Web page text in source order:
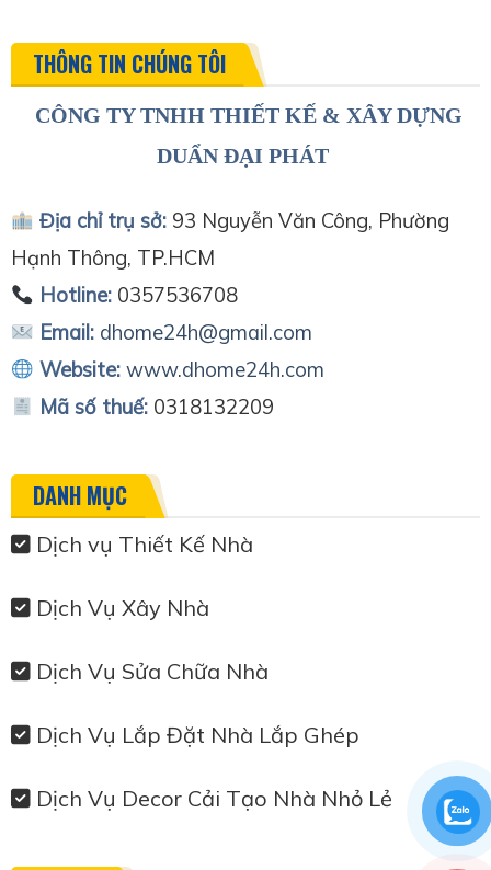
THÔNG TIN CHÚNG TÔI
CÔNG TY TNHH THIẾT KẾ & XÂY DỰNG
DUẨN ĐẠI PHÁT
Địa chỉ trụ sở:93 Nguyễn Văn Công, Phường
Hạnh Thông, TP.HCM
Hotline:0357536708
Email: dhome24h@gmail.com
Website: www.dhome24h.com
Mã số thuế: 0318132209
DANH MỤC
Dịch vụ Thiết Kế Nhà
Dịch Vụ Xây Nhà
Dịch Vụ Sửa Chữa Nhà
Dịch Vụ Lắp Đặt Nhà Lắp Ghép
Dịch Vụ Decor Cải Tạo Nhà Nhỏ Lẻ